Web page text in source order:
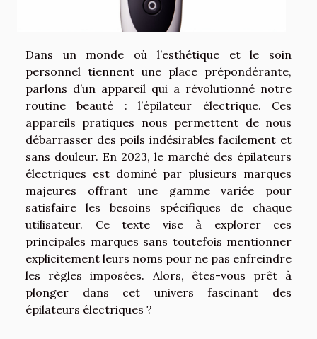
Dans un monde où l’esthétique et le soin
personnel tiennent une place prépondérante,
parlons d’un appareil qui a révolutionné notre
routine beauté : l’épilateur électrique. Ces
appareils pratiques nous permettent de nous
débarrasser des poils indésirables facilement et
sans douleur. En 2023, le marché des épilateurs
électriques est dominé par plusieurs marques
majeures offrant une gamme variée pour
satisfaire les besoins spécifiques de chaque
utilisateur. Ce texte vise à explorer ces
principales marques sans toutefois mentionner
explicitement leurs noms pour ne pas enfreindre
les règles imposées. Alors, êtes-vous prêt à
plonger dans cet univers fascinant des
épilateurs électriques ?